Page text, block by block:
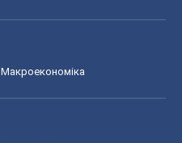
Макроекономіка